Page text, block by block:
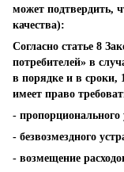
может подтвердить,
качества):
Согласно статье 8
потребителей» в
в порядке и в сроки,
имеет право
-
- безвозмездного
- возмещение